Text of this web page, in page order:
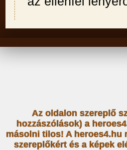
Az oldalon szereplő
hozzászólások) a
másolni tilos! A heroes4.hu
szereplőkért és a képek